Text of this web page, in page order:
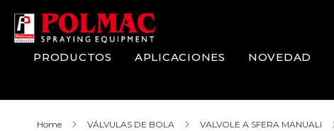
Skip
to
Content
PRODUCTOS APLICACIONES NOVEDAD
Home VÁLVULAS DE BOLA VALVOLE A SFERA MANUALI